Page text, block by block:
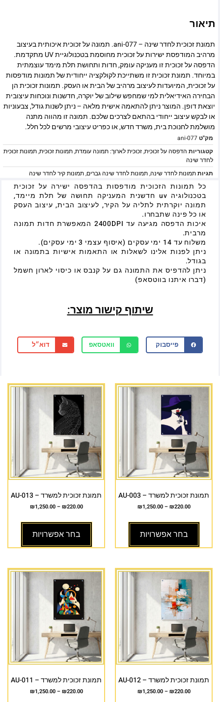
תיאור
תמונת זכוכית לחדר שינה – ani-077. תמונה על זכוכית איכותית בעיצוב
מרהיב המודפסת ישירות על זכוכית מחוסמת בטכנולוגיית UV מתקדמת.
הדפסה על זכוכית זו מעניקה עומק, חדות ותחושת תלת מימד עוצמתית
במיוחד. תמונת זכוכית זו משתייכת לקולקציה ייחודית של תמונות מודפסות
על זכוכית, המיועדות לעיצוב מרהיב של הבית או העסק. תמונות זכוכית הן
הבחירה האידיאלית למי שמחפש שילוב של יוקרה, חדשנות ונוכחות עיצובית
יוצאת דופן. המוצר ניתן להתאמה אישית מלאה – ניתן לשנות גודל, צבעוניות
או לבקש עיצוב ייחודי בהתאם לצרכים שלכם. תמונה זו מהווה מתנה
מושלמת לחנוכת בית, משרד חדש, או כפריט עיצובי מרשים לכל חלל.
מק"טani-077
קטגוריות הדפסה על זכוכית,זכוכית לארוך: תמונה עומדת,תמונות זכוכית,תמונות זכוכית
לחדר שינה
תגיותתמונות לחדר שינה,תמונות לחדר שינה גברים,תמונות קיר לחדר שינה
כל תמונות הזכוכית מודפסות בהדפסה ישירה על זכוכית
בטכנולוגיה uv חדשנית המעניקה תחושה של תלת מיימד,
תמונה יוקרתית לתליה על הקיר, לעיצוב הבית, עיצוב העסק
או כל פינה שתבחרו.
איכות הדפסה מגיעה עד 2400DPI המאפשרת חדות תמונה
מרבית.
משלוח עד 14 ימי עסקים (איסוף עצמי 3 ימי עסקים).
ניתן לפנות אלינו לשאלות או התאמות אישיות בתמונה או
בגודל.
ניתן להדפיס את התמונה גם על קנבס או כיסוי לארון חשמל
(דברו איתנו בווטסאפ)
שיתוף קישור מוצר:
פייסבוק וואטסאפ דוא״ל
תמונת זכוכית למשרד – AU-003
₪220.00
–
₪1,250.00
בחר אפשרויות
תמונת זכוכית למשרד – AU-013
₪220.00
–
₪1,250.00
בחר אפשרויות
תמונת זכוכית למשרד – AU-012
₪220.00
–
₪1,250.00
תמונת זכוכית למשרד – AU-011
₪220.00
–
₪1,250.00